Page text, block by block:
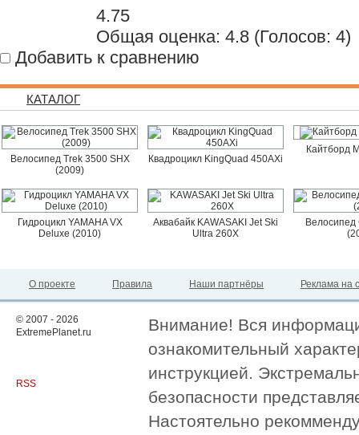
4.75
Общая оценка: 4.8 (Голосов: 4)
Добавить к сравнению
КАТАЛОГ
Велосипед Trek 3500 SHX
(2009)
Квадроцикл KingQuad 450AXi
Кайтборд
Гидроцикл YAMAHA VX
Deluxe (2010)
Аквабайк KAWASAKI Jet Ski
Ultra 260X
Велосипед
О проекте Правила Наши партнёры Реклама на
© 2007 - 2026
ExtremePlanet.ru
RSS
Внимание! Вся
ознакомительный
инструкцией.
безопасности
Настоятельно